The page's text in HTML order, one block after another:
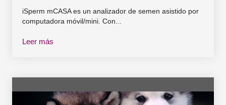
iSperm mCASA es un analizador de semen asistido por
computadora móvil/mini. Con...
Leer más